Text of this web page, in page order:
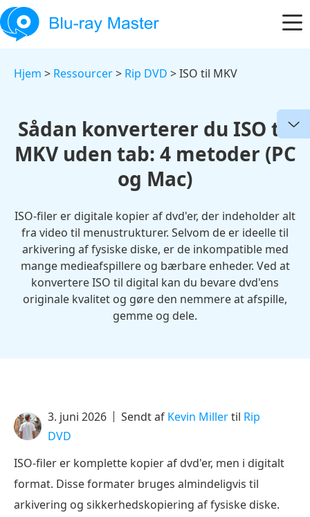
Hjem > Ressourcer> Rip DVD > ISO til MKV
Sådan konverterer du ISO til
MKV uden tab: 4 metoder (PC
og Mac)
ISO-filer er digitale kopier af dvd'er, der indeholder alt
fra video til menustrukturer. Selvom de er ideelle til
arkivering af fysiske diske, er de inkompatible med
mange medieafspillere og bærbare enheder. Ved at
konvertere ISO til digital kan du bevare dvd'ens
originale kvalitet og gøre den nemmere at afspille,
gemme og dele.
3. juni 2026 Sendt af Kevin Millertil Rip
DVD
ISO-filer er komplette kopier af dvd'er, men i digitalt
format. Disse formater bruges almindeligvis til
arkivering og sikkerhedskopiering af fysiske diske.